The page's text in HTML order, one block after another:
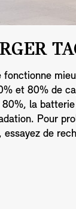
fonctionne
et 80% de
80%, la
Pour
de